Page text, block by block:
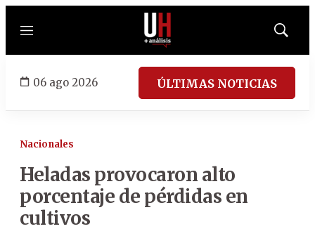
Menú
Mostrar
06 ago 2026 ÚLTIMAS NOTICIAS
Nacionales
Heladas provocaron alto
porcentaje de pérdidas en
cultivos